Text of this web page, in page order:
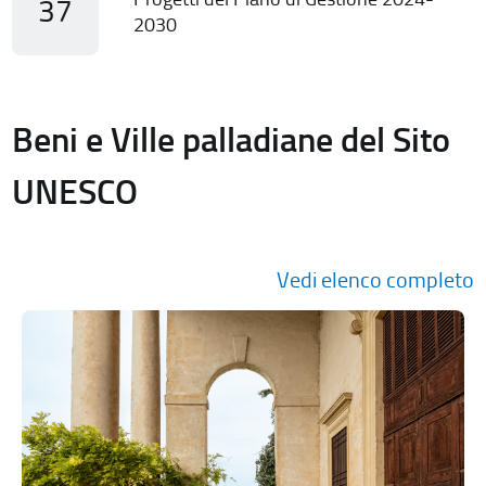
37
2030
Beni e Ville palladiane del Sito
UNESCO
Vedi elenco completo